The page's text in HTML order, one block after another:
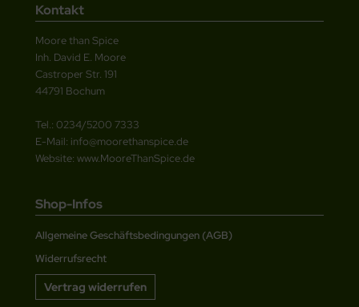
Kontakt
Moore than Spice
Inh. David E. Moore
Castroper Str. 191
44791 Bochum
Tel.: 0234/5200 7333
E-Mail: info@moorethanspice.de
Website: www.MooreThanSpice.de
Shop-Infos
Allgemeine Geschäftsbedingungen (AGB)
Widerrufsrecht
Vertrag widerrufen